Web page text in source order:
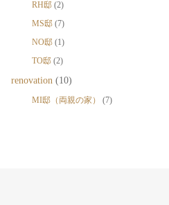
RH邸(2)
MS邸(7)
NO邸(1)
TO邸(2)
renovation(10)
MI邸（両親の家） (7)